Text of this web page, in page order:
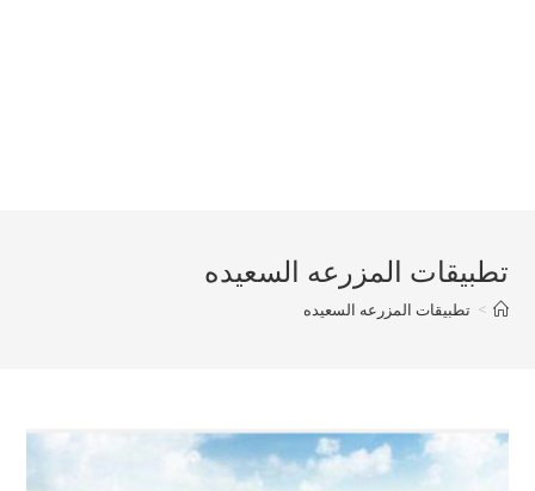
تطبيقات المزرعه السعيده
> تطبيقات المزرعه السعيده